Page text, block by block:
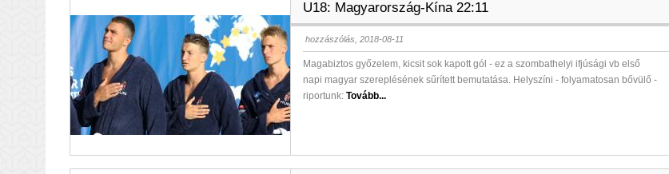
U18: Magyarország-Kína 22:11
hozzászólás, 2018-08-11
Magabiztos győzelem, kicsit sok kapott gól - ez a szombathelyi ifjúsági vb első
napi magyar szereplésének sűrített bemutatása. Helyszíni - folyamatosan bővülő -
riportunk:Tovább...